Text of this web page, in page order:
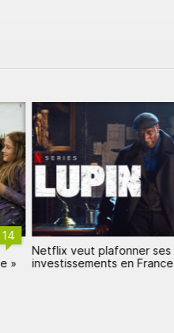
14
»
Netflix veut plafonner ses
investissements en France